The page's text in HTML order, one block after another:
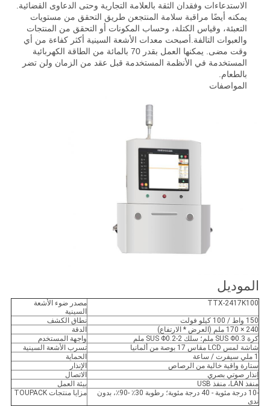
الاستدعاءات وفقدان الثقة بالعلامة التجارية وحتى الدعاوى القضائية.
يمكنه أيضًا مراقبة سلامة المنتجعن طريق التحقق من مستويات
التعبئة، وقياس الكتلة، وحساب المكونات أو التحقق من المنتجات
والعبوات التالفة.أصبحت معدات الأشعة السينية أكثر كفاءة من أي
وقت مضى. يمكنها العمل بقدر 70 بالمائة من الطاقة الكهربائية
المستخدمة في الأنظمة المستخدمة قبل عقد من الزمان ولن تضر
بالطعام.
المواصفات
الموديل
TTX-2417K100
مصدر ضوء الأشعة
السينية
150 واط / 100 كيلو فولت
نطاق الكشف
240 × 170 ملم (العرض * الارتفاع)
الدقة
كرة SUS Φ0.3 ملم؛ سلك SUS Φ0.2-2 ملم
واجهة المستخدم
شاشة لمس LCD مقاس 17 بوصة من ألمانيا
تسرب الأشعة السينية
1 ملي سيفرت / ساعة
الحماية
ستارة واقية خالية من الرصاص
الإنذار
إنذار صوتي بصري
الاتصال
منفذ LAN، منفذ USB
بيئة العمل
-10 درجة مئوية - 40 درجة مئوية؛ رطوبة 30٪ -90٪، بدون
ندى
مزايا منتجات TOUPACK